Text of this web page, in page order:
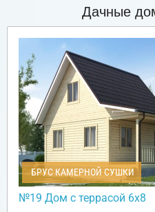
Дачные
БРУС КАМЕРНОЙ СУШКИ
№19 Дом с террасой 6х8